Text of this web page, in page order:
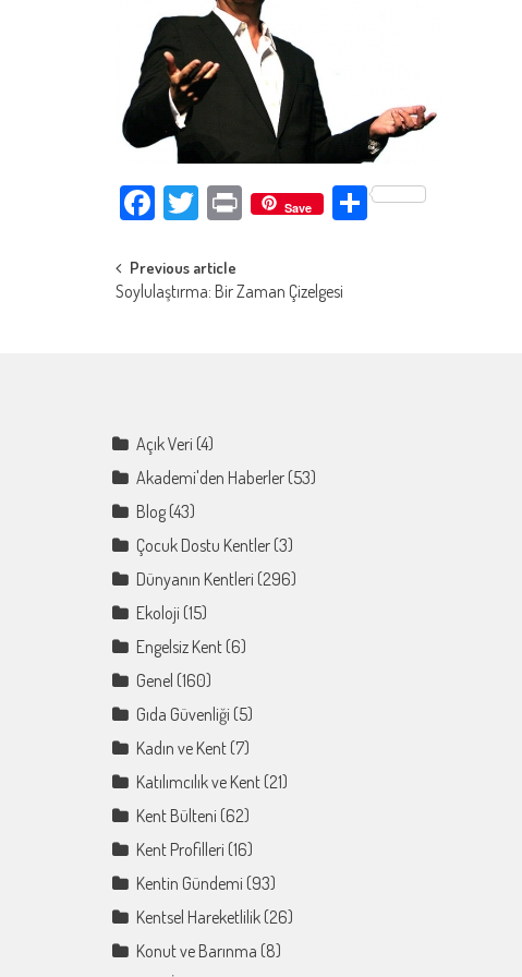
FacebookTwitter Print
Save
Paylaş
Post
navigation
Previous article
Soylulaştırma: Bir Zaman Çizelgesi
Açık Veri (4)
Akademi'den Haberler (53)
Blog (43)
Çocuk Dostu Kentler (3)
Dünyanın Kentleri (296)
Ekoloji (15)
Engelsiz Kent (6)
Genel (160)
Gıda Güvenliği (5)
Kadın ve Kent (7)
Katılımcılık ve Kent (21)
Kent Bülteni (62)
Kent Profilleri (16)
Kentin Gündemi (93)
Kentsel Hareketlilik (26)
Konut ve Barınma (8)